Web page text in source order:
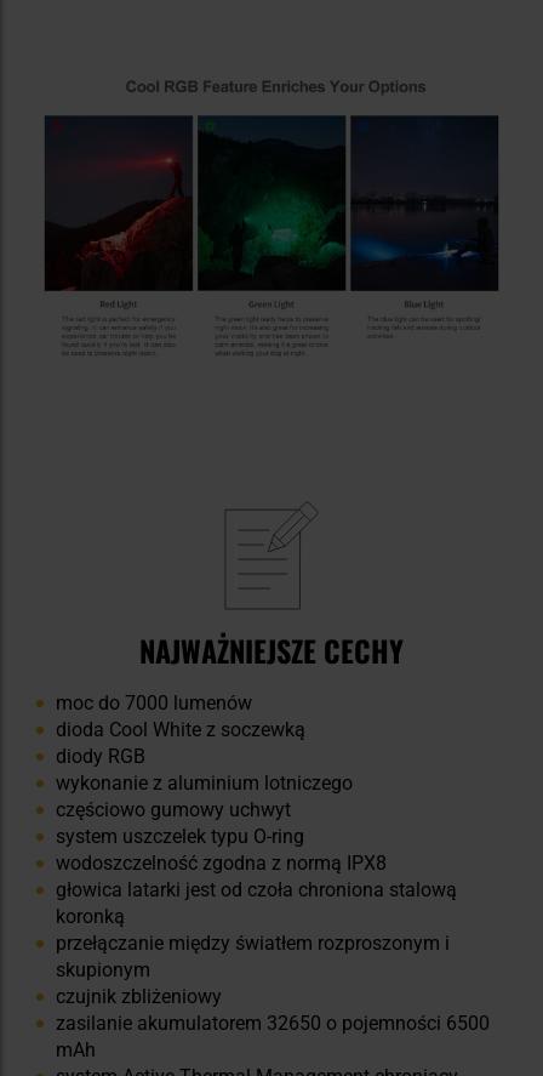
NAJWAŻNIEJSZE CECHY
moc do 7000 lumenów
dioda Cool White z soczewką
diody RGB
wykonanie z aluminium lotniczego
częściowo gumowy uchwyt
system uszczelek typu O-ring
wodoszczelność zgodna z normą IPX8
głowica latarki jest od czoła chroniona stalową
koronką
przełączanie między światłem rozproszonym i
skupionym
czujnik zbliżeniowy
zasilanie akumulatorem 32650 o pojemności 6500
mAh